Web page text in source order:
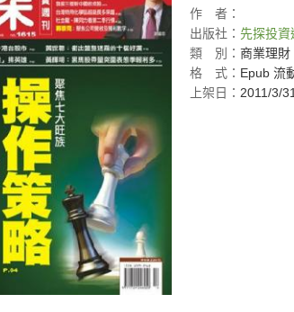
作
者：
出版社： 先探投資
類
別： 商業理財
格
式： Epub 流
上架日： 2011/3/31